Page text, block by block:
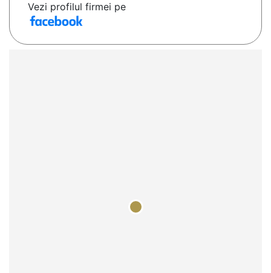
Vezi profilul firmei pe